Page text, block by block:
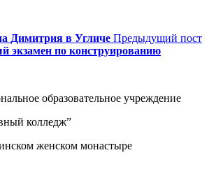
Димитрия в Угличе Предыдущий пост
экзамен по конструированию
образовательное учреждение
колледж”
женском монастыре